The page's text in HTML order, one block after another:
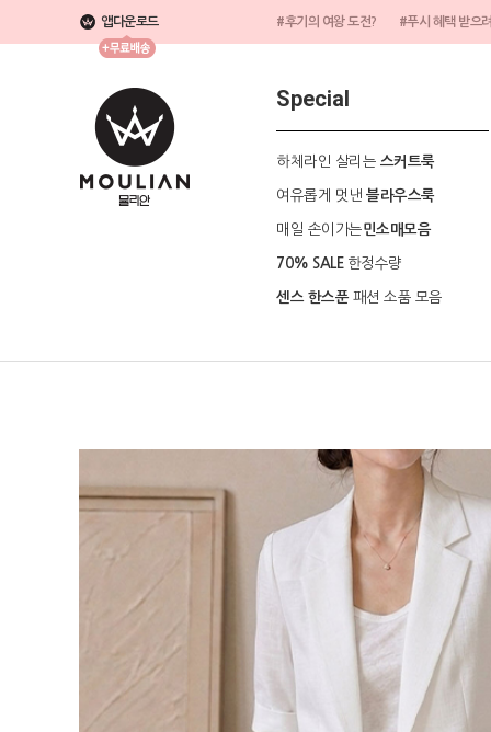
앱다운로드 #후기의 여왕 도전? #푸시 혜택 받으
Special
하체라인 살리는 스커트룩
여유롭게 멋낸 블라우스룩
매일 손이가는민소매모음
70% SALE 한정수량
센스 한스푼패션 소품 모음